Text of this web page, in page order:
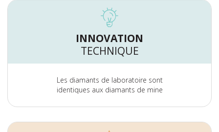
INNOVATION
TECHNIQUE
Les diamants de laboratoire sont
identiques aux diamants de mine